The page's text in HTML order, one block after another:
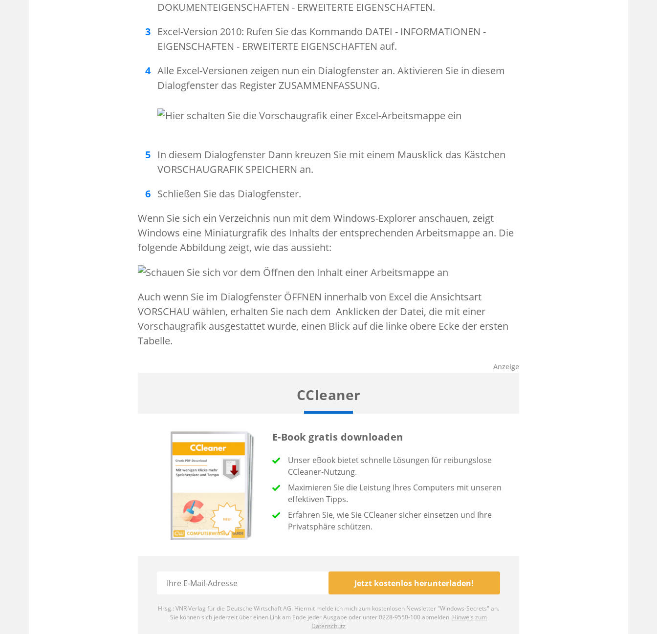
DOKUMENTEIGENSCHAFTEN - ERWEITERTE EIGENSCHAFTEN.
Excel-Version 2010: Rufen Sie das Kommando DATEI - INFORMATIONEN -
EIGENSCHAFTEN - ERWEITERTE EIGENSCHAFTEN auf.
Alle Excel-Versionen zeigen nun ein Dialogfenster an. Aktivieren Sie in diesem
Dialogfenster das Register ZUSAMMENFASSUNG.
In diesem Dialogfenster Dann kreuzen Sie mit einem Mausklick das Kästchen
VORSCHAUGRAFIK SPEICHERN an.
Schließen Sie das Dialogfenster.
Wenn Sie sich ein Verzeichnis nun mit dem Windows-Explorer anschauen, zeigt
Windows eine Miniaturgrafik des Inhalts der entsprechenden Arbeitsmappe an. Die
folgende Abbildung zeigt, wie das aussieht:
Auch wenn Sie im Dialogfenster ÖFFNEN innerhalb von Excel die Ansichtsart
VORSCHAU wählen, erhalten Sie nach dem Anklicken der Datei, die mit einer
Vorschaugrafik ausgestattet wurde, einen Blick auf die linke obere Ecke der ersten
Tabelle.